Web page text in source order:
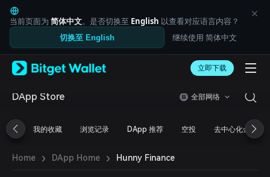
English
日本語
Tiếng Việt
Русский
Español (Latinoamérica)
Türkçe
Français
简体中文
繁體中文
Bahasa Indonesia
ภาษาไทย
当前页面为 简体中文。是否切换至 English 以查看对应语言内容？
切换至 English 继续使用 简体中文
立即下载
DApp Store 全部网络
我的收藏 浏览记录 DApp 推荐 空投 去中心化金融
Home › DApp Home › Hunny Finance